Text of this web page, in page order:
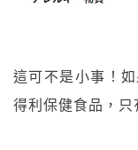
這可不是小事！
得利保健食品，只